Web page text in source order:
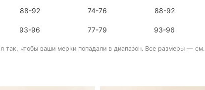
88-92 74-76 88-92
93-96 77-79 93-96
так, чтобы ваши мерки попадали в диапазон. Все размеры — см.